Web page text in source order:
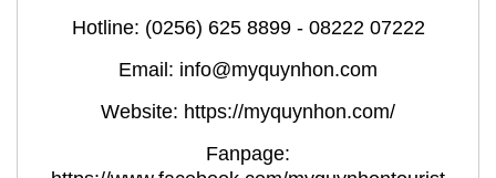
Hotline: (0256) 625 8899 - 08222 07222
Email: info@myquynhon.com
Website: https://myquynhon.com/
Fanpage: